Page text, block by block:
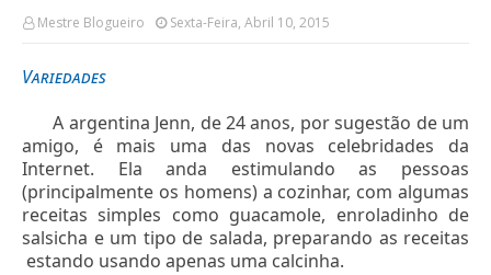
Mestre Blogueiro Sexta-Feira, Abril 10, 2015
Variedades
A argentina Jenn, de 24 anos, por sugestão de um
amigo, é mais uma das novas celebridades da
Internet. Ela anda estimulando as pessoas
(principalmente os homens) a cozinhar, com algumas
receitas simples como guacamole, enroladinho de
salsicha e um tipo de salada, preparando as receitas
estando usando apenas uma calcinha.